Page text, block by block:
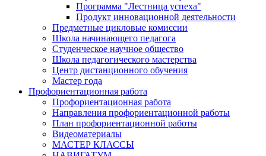
Программа "Лестница успеха"
Продукт инновационной деятельности
Предметные цикловые комиссии
Школа начинающего педагога
Студенческое научное общество
Школа педагогического мастерства
Центр дистанционного обучения
Мастер года
Профориентационная работа
Профориентационная работа
Направления профориентационной работы
План профориентационной работы
Видеоматериалы
МАСТЕР КЛАССЫ